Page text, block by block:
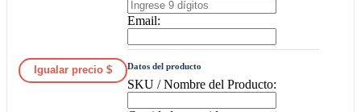
Igualar precio $
Email:
Datos del producto
SKU / Nombre del Producto: